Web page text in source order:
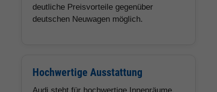
deutliche Preisvorteile gegenüber
deutschen Neuwagen möglich.
Hochwertige Ausstattung